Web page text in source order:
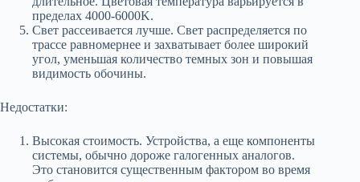
пределах 4000-6000K.
Свет рассеивается лучше. Свет распределяется по
трассе равномернее и захватывает более широкий
угол, уменьшая количество темных зон и повышая
видимость обочины.
Недостатки:
Высокая стоимость. Устройства, а еще компоненты
системы, обычно дороже галогенных аналогов.
Это становится существенным фактором во время